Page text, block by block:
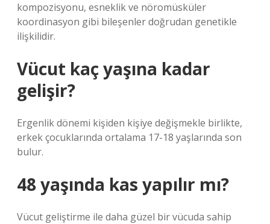
kompozisyonu, esneklik ve nöromüsküler
koordinasyon gibi bileşenler doğrudan genetikle
ilişkilidir.
Vücut kaç yaşına kadar
gelişir?
Ergenlik dönemi kişiden kişiye değişmekle birlikte,
erkek çocuklarında ortalama 17-18 yaşlarında son
bulur.
48 yaşında kas yapılır mı?
Vücut geliştirme ile daha güzel bir vücuda sahip